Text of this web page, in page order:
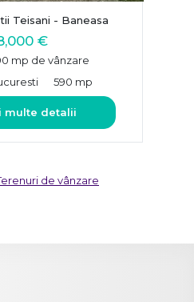
Teisani - Baneasa
€
mp de vânzare
590 mp
multe detalii
de vânzare